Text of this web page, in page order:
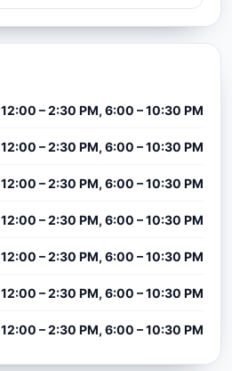
12:00 – 2:30 PM, 6:00 – 10:30 PM
12:00 – 2:30 PM, 6:00 – 10:30 PM
12:00 – 2:30 PM, 6:00 – 10:30 PM
12:00 – 2:30 PM, 6:00 – 10:30 PM
12:00 – 2:30 PM, 6:00 – 10:30 PM
12:00 – 2:30 PM, 6:00 – 10:30 PM
12:00 – 2:30 PM, 6:00 – 10:30 PM